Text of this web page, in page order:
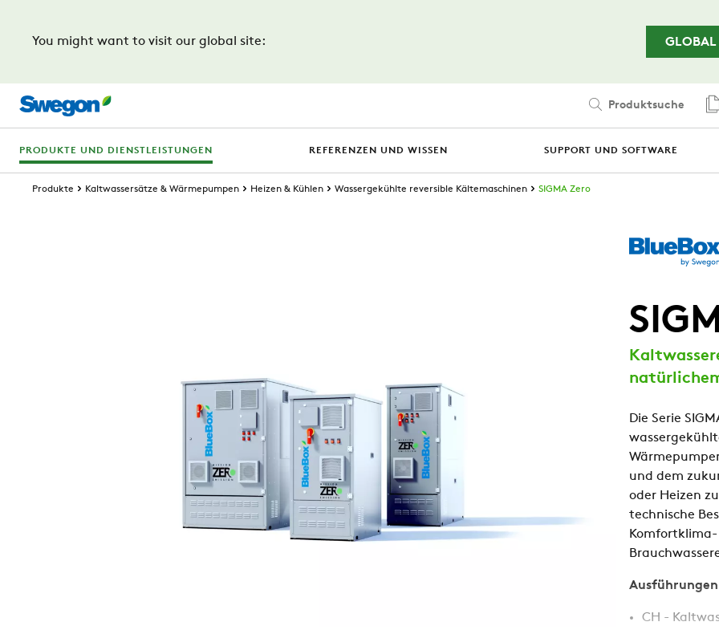
You might want to visit our global site:
GLOBAL
Produktsuche
PRODUKTE UND DIENSTLEISTUNGEN REFERENZEN UND WISSEN SUPPORT UND SOFTWARE
Produkte Kaltwassersätze & Wärmepumpen Heizen & Kühlen Wassergekühlte reversible Kältemaschinen SIGMA Zero
Die Serie
und dem
oder Heizen
technische
CH -